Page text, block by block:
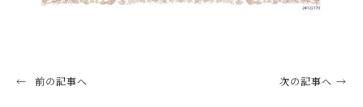
前の記事へ 次の記事へ